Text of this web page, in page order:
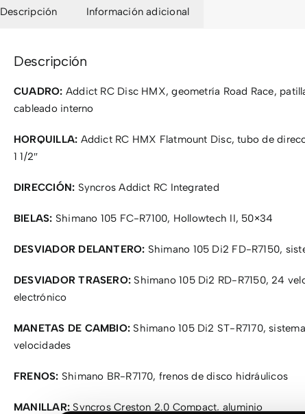
Descripción Información adicional
Descripción
CUADRO: Addict RC Disc HMX, geometría Road Race,
cableado interno
HORQUILLA: Addict RC HMX Flatmount Disc, tubo de
1 1/2″
DIRECCIÓN: Syncros Addict RC Integrated
BIELAS: Shimano 105 FC-R7100, Hollowtech II, 50×34
DESVIADOR DELANTERO: Shimano 105 Di2 FD-R7150,
DESVIADOR TRASERO: Shimano 105 Di2 RD-R7150, 24
electrónico
MANETAS DE CAMBIO: Shimano 105 Di2 ST-R7170,
velocidades
FRENOS: Shimano BR-R7170, frenos de disco hidráulicos
MANILLAR: Syncros Creston 2.0 Compact, aluminio